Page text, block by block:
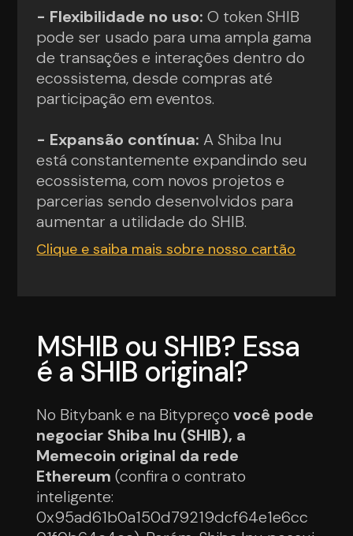
- Flexibilidade no uso: O token SHIB
pode ser usado para uma ampla gama
de transações e interações dentro do
ecossistema, desde compras até
participação em eventos.
- Expansão contínua: A Shiba Inu
está constantemente expandindo seu
ecossistema, com novos projetos e
parcerias sendo desenvolvidos para
aumentar a utilidade do SHIB.
Clique e saiba mais sobre nosso cartão
MSHIB ou SHIB? Essa
é a SHIB original?
No Bitybank e na Bitypreçovocê pode
negociar Shiba Inu (SHIB), a
Memecoin original da rede
Ethereum (confira o contrato
inteligente:
0x95ad61b0a150d79219dcf64e1e6cc